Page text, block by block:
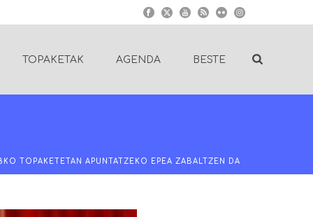
TOPAKETAK AGENDA BESTE
TOPAKETETAN APUNTATZEKO EPEA ZABALTZEN DA